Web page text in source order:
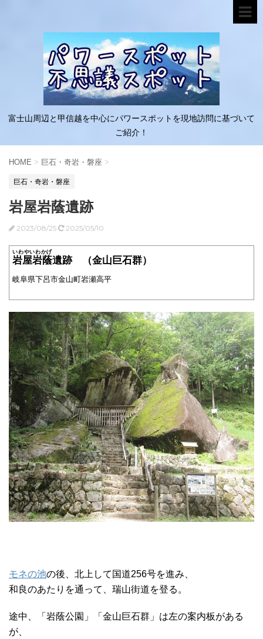
富士山周辺と甲信越を中心にパワースポットを現地訪問に基づいて
ご紹介！
HOME > 巨石・奇岩・磐座 >
巨石・奇岩・磐座
岩屋岩蔭遺跡
2023/08/25 2025/05/10
岩屋岩蔭
いわやいわかげ
遺跡（金山巨石群）
岐阜県下呂市金山町岩瀬高平
モネの池の後、北上して国道256号を進み、
和良のあたりを通って、瑞山街道を登る。
途中、「岩蔭公園」「金山巨石群」は左の案内板がある
が、